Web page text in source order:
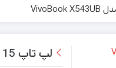
لپ تاپ 15 اینچی ایسوس مدل VivoBook X543UB